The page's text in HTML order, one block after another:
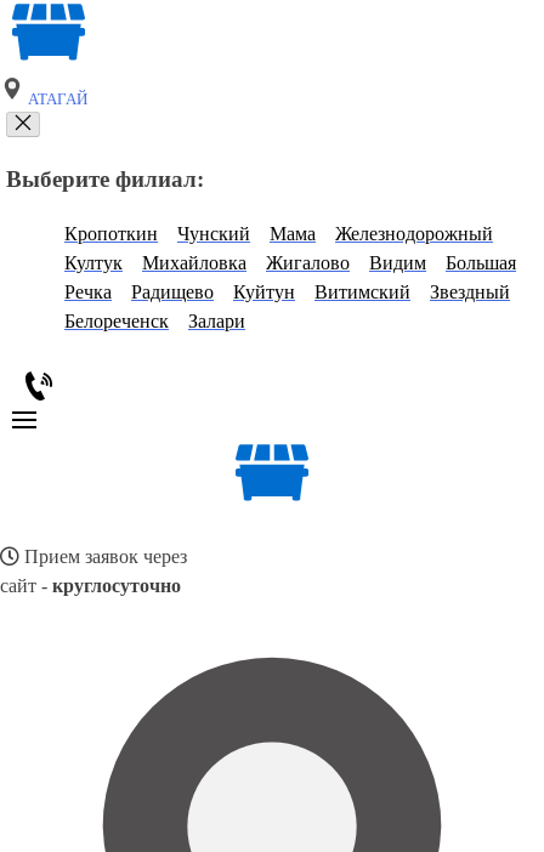
АТАГАЙ
Выберите филиал:
Кропоткин Чунский Мама
Железнодорожный
Култук
Михайловка Жигалово Видим
Большая
Речка
Радищево Куйтун Витимский
Звездный
Белореченск
Залари
Прием заявок через
сайт - круглосуточно